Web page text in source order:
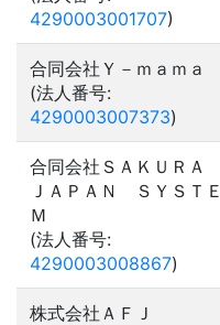
4290003001707)
合同会社Ｙ－ｍａｍａ
(法人番号:
4290003007373)
合同会社ＳＡＫＵＲＡ
ＪＡＰＡＮ ＳＹＳＴＥ
Ｍ
(法人番号:
4290003008867)
株式会社ＡＦＪ